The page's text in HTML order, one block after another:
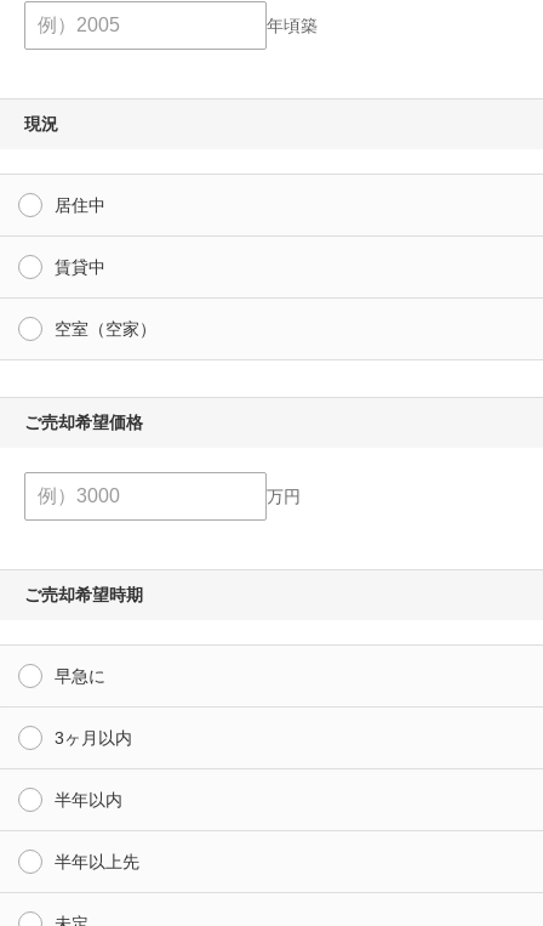
年頃築
現況
居住中
賃貸中
空室（空家）
ご売却希望価格
万円
ご売却希望時期
早急に
3ヶ月以内
半年以内
半年以上先